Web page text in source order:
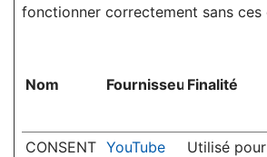
fonctionner correctement sans ces
Nom FournisseurFinalité
CONSENT YouTube
Utilisé pour